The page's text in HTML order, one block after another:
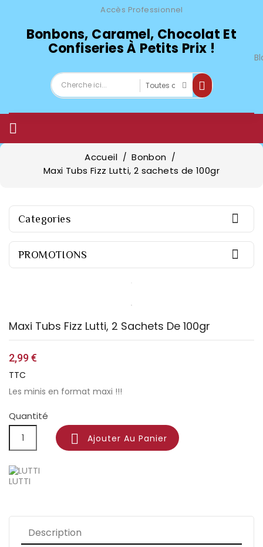
Accès Professionnel
Bonbons, Caramel, Chocolat Et
Confiseries À Petits Prix !

Accueil
Bonbon
Maxi Tubs Fizz Lutti, 2 sachets de 100gr
Categories 
PROMOTIONS 
Maxi Tubs Fizz Lutti, 2 Sachets De 100gr
2,99 €
TTC
Les minis en format maxi !!!
Quantité
 Ajouter Au Panier
LUTTI
Description